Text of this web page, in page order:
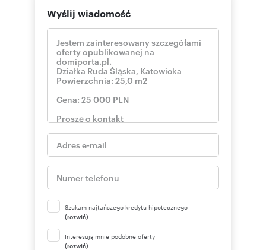
Wyślij wiadomość
Szukam najtańszego kredytu hipotecznego
(rozwiń)
Interesują mnie podobne oferty
(rozwiń)